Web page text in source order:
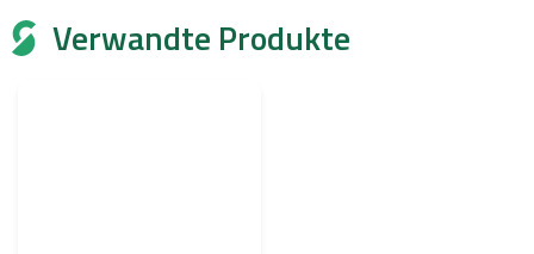
Verwandte Produkte